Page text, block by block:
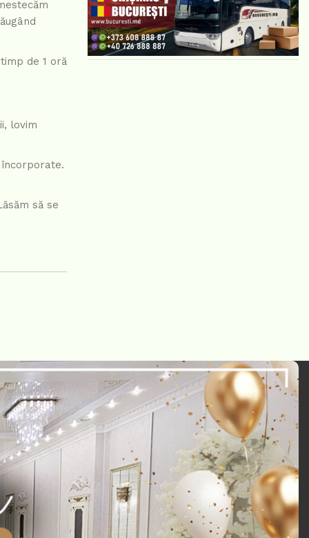
de 1 oră
lovim
să se